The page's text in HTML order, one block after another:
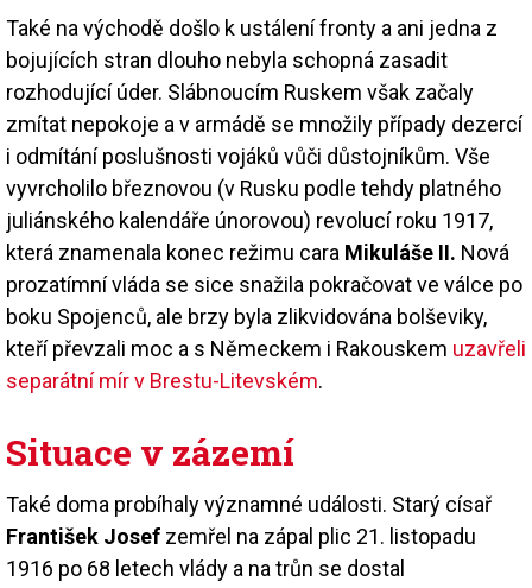
Také na východě došlo k ustálení fronty a ani jedna z
bojujících stran dlouho nebyla schopná zasadit
rozhodující úder. Slábnoucím Ruskem však začaly
zmítat nepokoje a v armádě se množily případy dezercí
i odmítání poslušnosti vojáků vůči důstojníkům. Vše
vyvrcholilo březnovou (v Rusku podle tehdy platného
juliánského kalendáře únorovou) revolucí roku 1917,
která znamenala konec režimu cara Mikuláše II. Nová
prozatímní vláda se sice snažila pokračovat ve válce po
boku Spojenců, ale brzy byla zlikvidována bolševiky,
kteří převzali moc a s Německem i Rakouskem uzavřeli
separátní mír v Brestu-Litevském.
Situace v zázemí
Také doma probíhaly významné události. Starý císař
František Josef zemřel na zápal plic 21. listopadu
1916 po 68 letech vlády a na trůn se dostal